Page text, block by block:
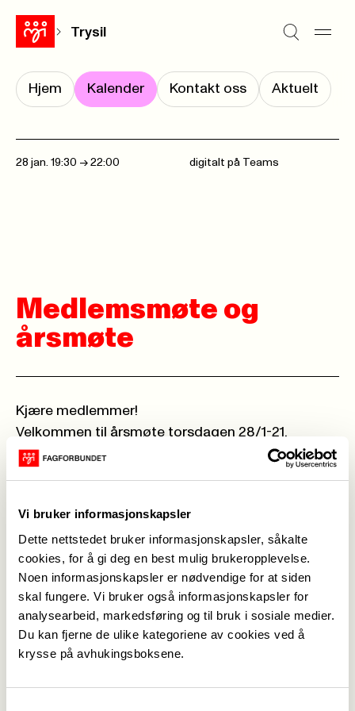
Vi bruker informasjonskapsler
Dette nettstedet bruker informasjonskapsler, såkalte
cookies, for å gi deg en best mulig brukeropplevelse.
Noen informasjonskapsler er nødvendige for at siden
skal fungere. Vi bruker også informasjonskapsler for
analysearbeid, markedsføring og til bruk i sosiale medier.
Du kan fjerne de ulike kategoriene av cookies ved å
krysse på avhukingsboksene.
Trysil
Hjem Kalender Kontakt oss Aktuelt
28 jan. 19:30 -> 22:00 digitalt på Teams
Medlemsmøte og
årsmøte
Kjære medlemmer!
Velkommen til årsmøte torsdagen 28/1-21.
Innkallelsen med saksliste kommer her etterhvert.
Vh Fagforbundet Trysil.
Innkallese, dagsorden til årsmøte 2021 (4)
Årsberetning 2020 (5) (Siri Rønning Bråten)
Fagforbundet Trysil handlingsplan 2021 (1)
Dokumenter regnskap 2020 for årsmøte 2021